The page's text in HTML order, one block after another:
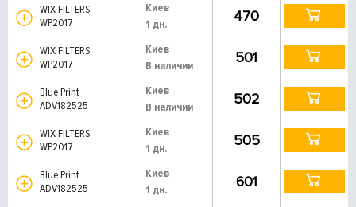
WIX FILTERS
WP2017
Киев
1 дн.
470
WIX FILTERS
WP2017
Киев
В наличии
501
Blue Print
ADV182525
Киев
В наличии
502
WIX FILTERS
WP2017
Киев
1 дн.
505
Blue Print
ADV182525
Киев
1 дн.
601